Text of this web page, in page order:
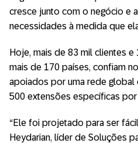
cresce junto com o negócio e
necessidades à medida que
Hoje, mais de 83 mil clientes e
mais de 170 países, confiam
apoiados por uma rede global
500 extensões específicas por
“Ele foi projetado para ser
Heydarian, líder de Soluções